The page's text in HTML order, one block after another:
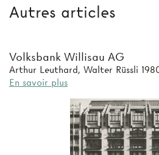
Autres articles
Volksbank Willisau AG
Arthur Leuthard, Walter Rüssli
En savoir plus